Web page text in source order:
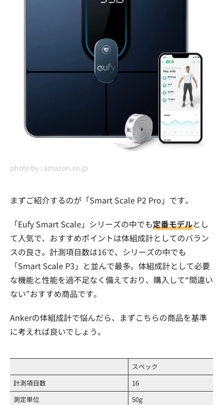
photo by : amazon.co.jp
まずご紹介するのが「Smart Scale P2 Pro」です。
「Eufy Smart Scale」シリーズの中でも定番モデルとし
て人気で、おすすめポイントは体組成計としてのバラン
スの良さ。計測項目数は16で、シリーズの中でも
「Smart Scale P3」と並んで最多。体組成計として必要
な機能と性能を過不足なく備えており、購入して“間違い
ない”おすすめ商品です。
Ankerの体組成計で悩んだら、まずこちらの商品を基準
に考えれば良いでしょう。
スペック
計測項目数
16
測定単位
50g